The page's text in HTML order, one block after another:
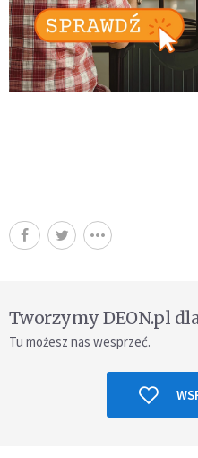
Tworzymy DEON.pl
Tu możesz nas wesprzeć.